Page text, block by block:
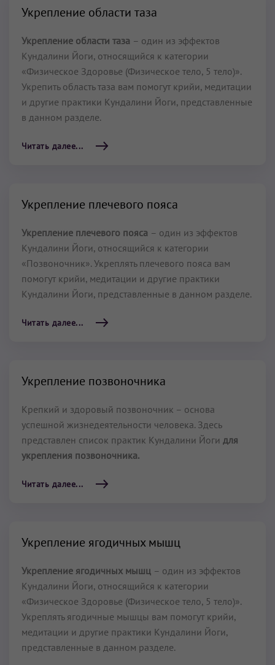
Укрепление области таза
Укрепление области таза – один из эффектов
Кундалини Йоги, относящийся к категории
«Физическое Здоровье (Физическое тело, 5 тело)».
Укрепить область таза вам помогут крийи, медитации
и другие практики Кундалини Йоги, представленные
в данном разделе.
Читать далее...
Укрепление плечевого пояса
Укрепление плечевого пояса – один из эффектов
Кундалини Йоги, относящийся к категории
«Позвоночник». Укреплять плечевого пояса вам
помогут крийи, медитации и другие практики
Кундалини Йоги, представленные в данном разделе.
Читать далее...
Укрепление позвоночника
Крепкий и здоровый позвоночник – основа
успешной жизнедеятельности человека. Здесь
представлен список практик Кундалини Йоги для
укрепления позвоночника.
Читать далее...
Укрепление ягодичных мышц
Укрепление ягодичных мышц – один из эффектов
Кундалини Йоги, относящийся к категории
«Физическое Здоровье (Физическое тело, 5 тело)».
Укреплять ягодичные мышцы вам помогут крийи,
медитации и другие практики Кундалини Йоги,
представленные в данном разделе.